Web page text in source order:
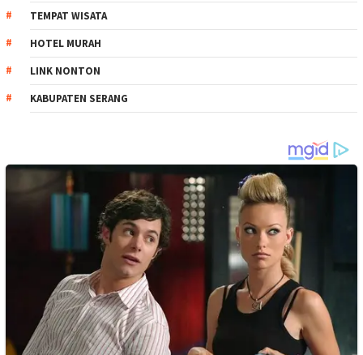
TEMPAT WISATA
HOTEL MURAH
LINK NONTON
KABUPATEN SERANG